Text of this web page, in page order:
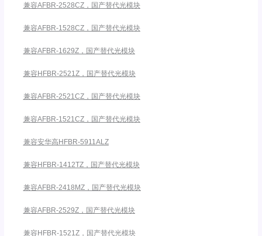
兼容AFBR-2528CZ，国产替代光模块
兼容AFBR-1528CZ，国产替代光模块
兼容AFBR-1629Z，国产替代光模块
兼容HFBR-2521Z，国产替代光模块
兼容AFBR-2521CZ，国产替代光模块
兼容AFBR-1521CZ，国产替代光模块
兼容安华高HFBR-5911ALZ
兼容HFBR-1412TZ，国产替代光模块
兼容AFBR-2418MZ，国产替代光模块
兼容AFBR-2529Z，国产替代光模块
兼容HFBR-1521Z，国产替代光模块